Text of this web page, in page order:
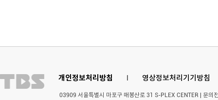
개인정보처리방침 l 영상정보처리기기방침
03909 서울특별시 마포구 매봉산로 31 S-PLEX CENTER | 문